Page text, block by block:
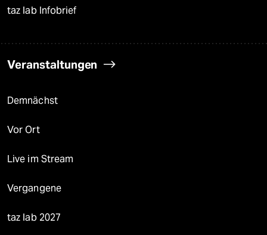
taz lab Infobrief
Veranstaltungen
Demnächst
Vor Ort
Live im Stream
Vergangene
taz lab 2027